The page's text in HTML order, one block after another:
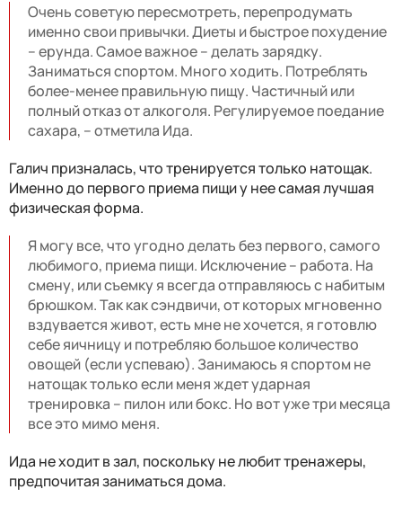
Очень советую пересмотреть, перепродумать
именно свои привычки. Диеты и быстрое похудение
– ерунда. Самое важное – делать зарядку.
Заниматься спортом. Много ходить. Потреблять
более-менее правильную пищу. Частичный или
полный отказ от алкоголя. Регулируемое поедание
сахара, – отметила Ида.
Галич призналась, что тренируется только натощак.
Именно до первого приема пищи у нее самая лучшая
физическая форма.
Я могу все, что угодно делать без первого, самого
любимого, приема пищи. Исключение – работа. На
смену, или съемку я всегда отправляюсь с набитым
брюшком. Так как сэндвичи, от которых мгновенно
вздувается живот, есть мне не хочется, я готовлю
себе яичницу и потребляю большое количество
овощей (если успеваю). Занимаюсь я спортом не
натощак только если меня ждет ударная
тренировка – пилон или бокс. Но вот уже три месяца
все это мимо меня.
Ида не ходит в зал, поскольку не любит тренажеры,
предпочитая заниматься дома.